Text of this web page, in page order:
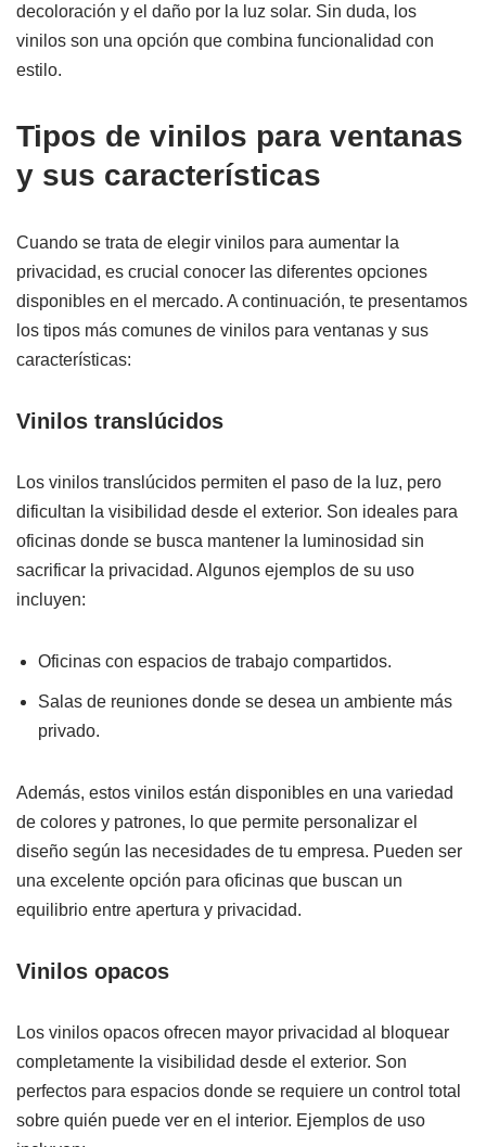
decoloración y el daño por la luz solar. Sin duda, los
vinilos son una opción que combina funcionalidad con
estilo.
Tipos de vinilos para ventanas
y sus características
Cuando se trata de elegir vinilos para aumentar la
privacidad, es crucial conocer las diferentes opciones
disponibles en el mercado. A continuación, te presentamos
los tipos más comunes de vinilos para ventanas y sus
características:
Vinilos translúcidos
Los vinilos translúcidos permiten el paso de la luz, pero
dificultan la visibilidad desde el exterior. Son ideales para
oficinas donde se busca mantener la luminosidad sin
sacrificar la privacidad. Algunos ejemplos de su uso
incluyen:
Oficinas con espacios de trabajo compartidos.
Salas de reuniones donde se desea un ambiente más
privado.
Además, estos vinilos están disponibles en una variedad
de colores y patrones, lo que permite personalizar el
diseño según las necesidades de tu empresa. Pueden ser
una excelente opción para oficinas que buscan un
equilibrio entre apertura y privacidad.
Vinilos opacos
Los vinilos opacos ofrecen mayor privacidad al bloquear
completamente la visibilidad desde el exterior. Son
perfectos para espacios donde se requiere un control total
sobre quién puede ver en el interior. Ejemplos de uso